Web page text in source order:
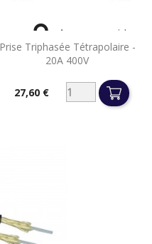
Prise Triphasée Tétrapolaire -
20A 400V
Prix27,60 €
 Aperçu rapide